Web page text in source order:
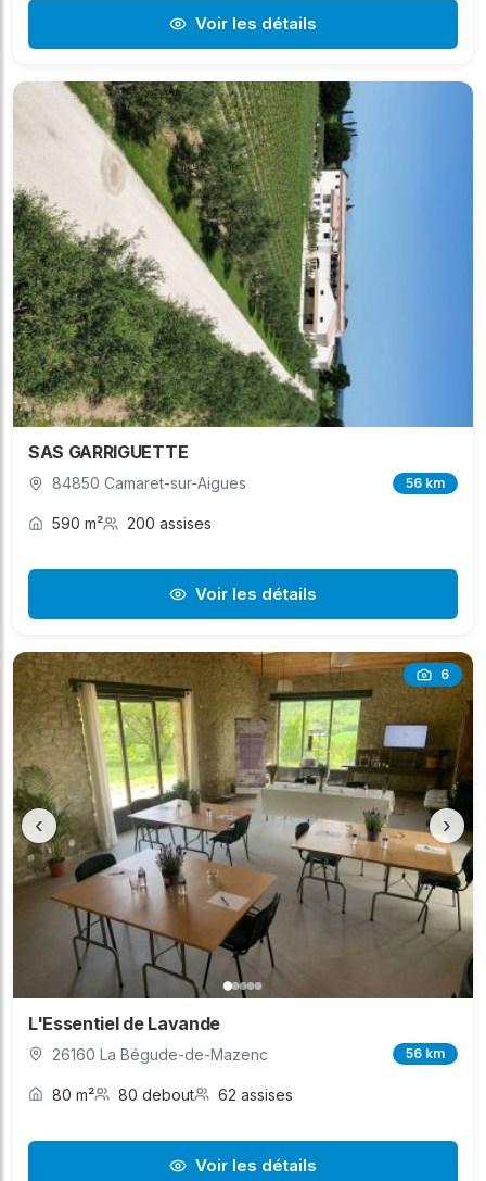
Voir les détails
SAS GARRIGUETTE
84850 Camaret-sur-Aigues 56 km
590 m² 200 assises
Voir les détails
6
‹ ›
L'Essentiel de Lavande
26160 La Bégude-de-Mazenc 56 km
80 m² 80 debout 62 assises
Voir les détails